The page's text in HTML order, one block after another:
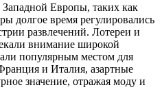
Западной Европы, таких как
долгое время регулировались
развлечений. Лотереи и
внимание широкой
популярным местом для
и Италия, азартные
значение, отражая моду и